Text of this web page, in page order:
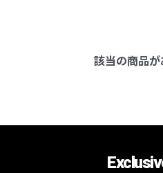
該当の商品